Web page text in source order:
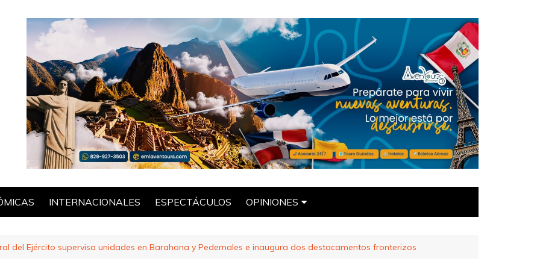
INTERNACIONALES ESPECTÁCULOS OPINIONES
del Ejército supervisa unidades en Barahona y Pedernales e inaugura dos destacamentos fronterizos